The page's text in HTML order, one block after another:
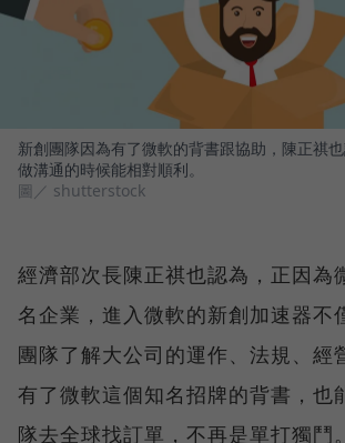
新創團隊因為有了微軟的背書跟協助，陳正祺
做溝通的時候能相對順利。
圖／ shutterstock
經濟部次長陳正祺也認為，正因為
名企業，進入微軟的新創加速器不
團隊了解大公司的運作、法規、經
有了微軟這個知名招牌的背書，也
隊去全球找訂單，不再是單打獨鬥。